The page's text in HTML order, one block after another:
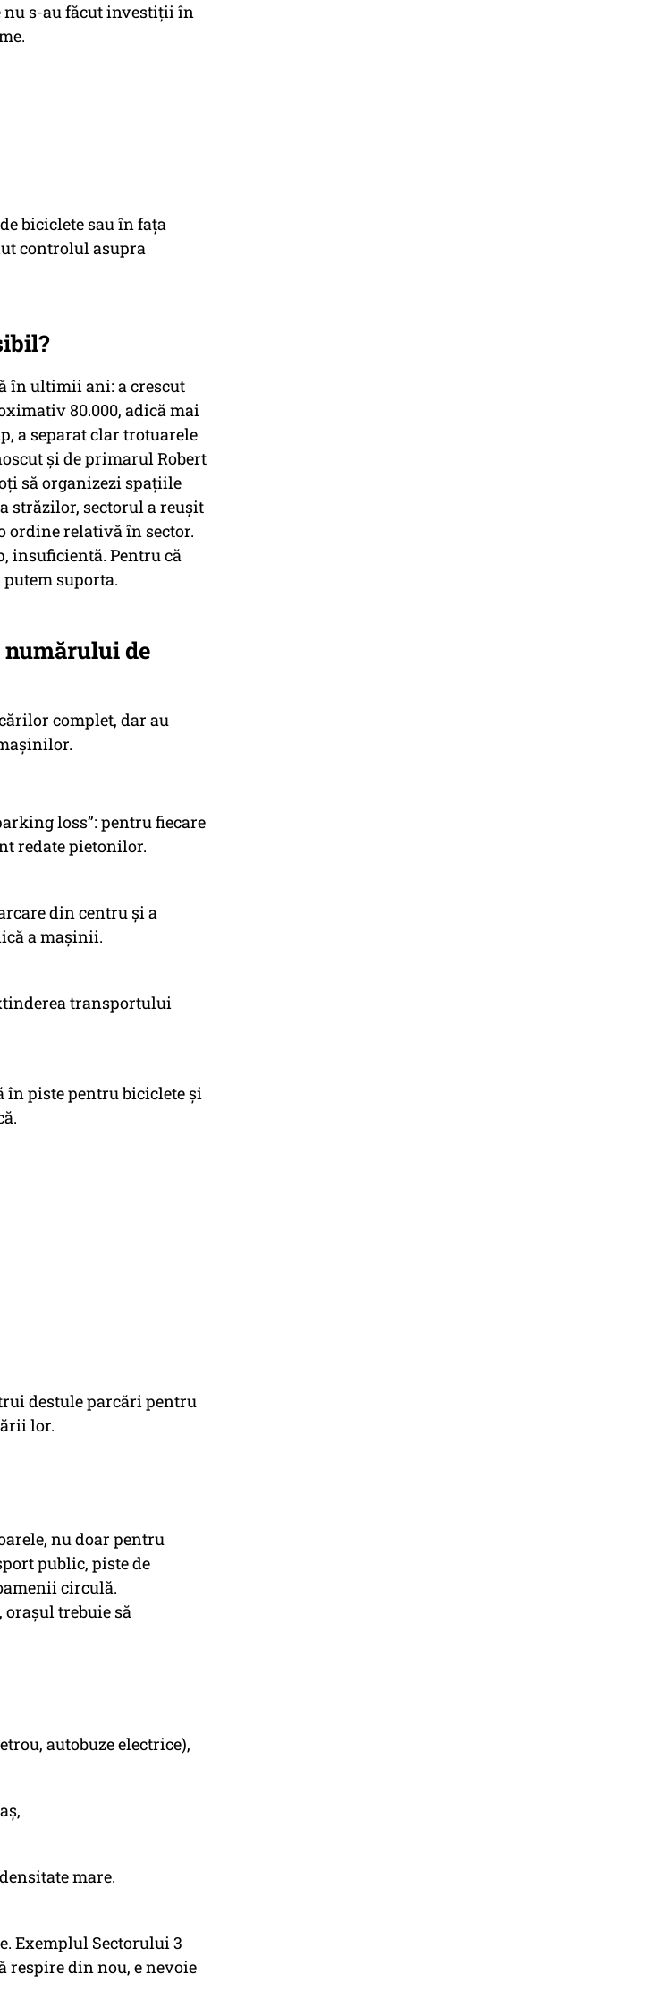
nu s-au făcut investiții în
biciclete sau în fața
controlul asupra
în ultimii ani: a crescut
80.000, adică mai
a separat clar trotuarele
și de primarul Robert
să organizezi spațiile
străzilor, sectorul a reușit
ordine relativă în sector.
insuficientă. Pentru că
suporta.
numărului de
complet, dar au
loss”: pentru fiecare
redate pietonilor.
din centru și a
a mașinii.
transportului
în piste pentru biciclete și
destule parcări pentru
lor.
nu doar pentru
public, piste de
circulă.
trebuie să
autobuze electrice),
mare.
Exemplul Sectorului 3
respire din nou, e nevoie